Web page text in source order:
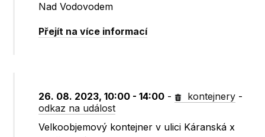
Nad Vodovodem
Přejít na více informací
26. 08. 2023, 10:00 - 14:00 - kontejnery -
odkaz na událost
Velkoobjemový kontejner v ulici Káranská x